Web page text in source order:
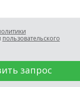
пользовательского